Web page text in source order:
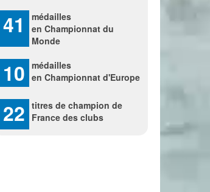
41
médailles
en Championnat du
Monde
10 médailles
en Championnat d'Europe
22 titres de champion de
France des clubs